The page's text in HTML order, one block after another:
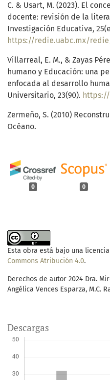
0 0
C. & Usart, M. (2023). El
docente: revisión de la
Investigación Educativa,
https://redie.uabc.mx/
Villarreal, E. M., & Zayas
humano y Educación: una
enfocada al desarrollo
Universitario, 23(90). https://
Zermeño, S. (2010)
Océano.
Esta obra está bajo una
Commons Atribución 4.0.
Derechos de autor 2024 Dra.
Angélica Vences Esparza, M.C.
Descargas